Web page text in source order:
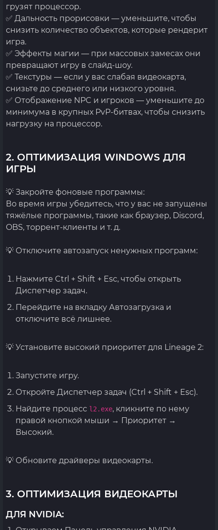
грузят процессор.
✅ Дальность прорисовки — уменьшите, чтобы
снизить количество объектов, которые рендерит
игра.
✅ Эффекты магии — при массовых замесах они
превращают игру в слайд-шоу.
✅ Текстуры — если у вас слабая видеокарта,
снизьте до среднего или низкого уровня.
✅ Отображение NPC и игроков — уменьшите до
минимума в крупных PvP-битвах, чтобы снизить
нагрузку на процессор.
2. ОПТИМИЗАЦИЯ WINDOWS ДЛЯ
ИГРЫ
💡 Закройте фоновые программы:
Во время игры убедитесь, что у вас не запущены
тяжёлые программы, такие как браузер, Discord,
OBS, торрент-клиенты и т. д.
💡 Отключите автозапуск ненужных программ:
Нажмите Ctrl + Shift + Esc, чтобы открыть
Диспетчер задач.
Перейдите на вкладку Автозагрузка и
отключите всё лишнее.
💡 Установите высокий приоритет для Lineage 2:
Запустите игру.
Откройте Диспетчер задач (Ctrl + Shift + Esc).
Найдите процесс l2.exe, кликните по нему
правой кнопкой мыши → Приоритет →
Высокий.
💡 Обновите драйверы видеокарты.
3. ОПТИМИЗАЦИЯ ВИДЕОКАРТЫ
ДЛЯ NVIDIA: